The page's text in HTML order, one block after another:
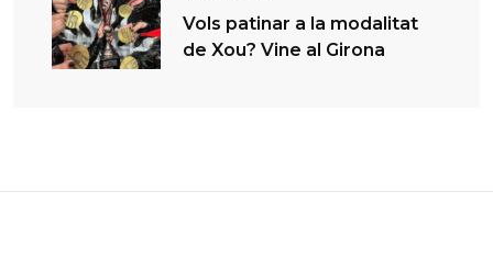
Vols patinar a la modalitat
de Xou? Vine al Girona